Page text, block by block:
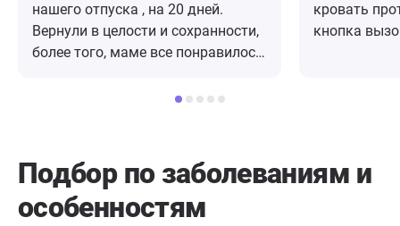
нашего отпуска , на 20 дней.
Вернули в целости и сохранности,
более того, маме все понравилось,
остаться еще! Чего до этого не
думаю поместить ее туда на
более длительное время, либо на
постоянное нахождение, так как в
кровать
кнопка
Подбор по заболеваниям и
особенностям